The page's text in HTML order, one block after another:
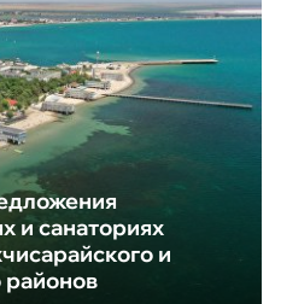
и санаториях
и